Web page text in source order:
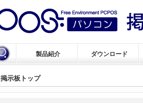
製品紹介 ダウンロード
掲示板トップ